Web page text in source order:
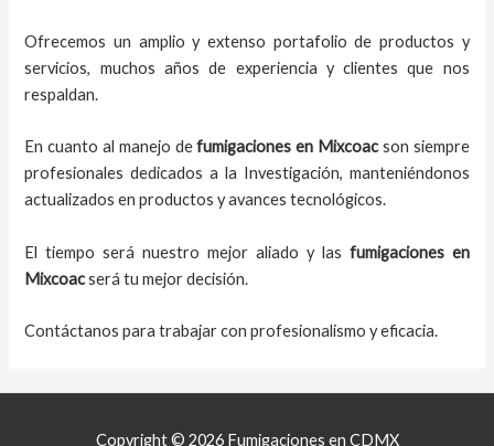
Ofrecemos un amplio y extenso portafolio de productos y
servicios, muchos años de experiencia y clientes que nos
respaldan.
En cuanto al manejo defumigacionesen Mixcoac son siempre
profesionales dedicados a la Investigación, manteniéndonos
actualizados en productos y avances tecnológicos.
El tiempo será nuestro mejor aliado y las fumigaciones en
Mixcoacserá tu mejor decisión.
Contáctanos para trabajar con profesionalismo y eficacia.
Copyright © 2026 Fumigaciones en CDMX